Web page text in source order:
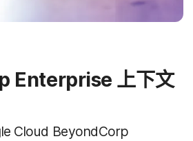
Enterprise 上​下文​
Cloud BeyondCorp